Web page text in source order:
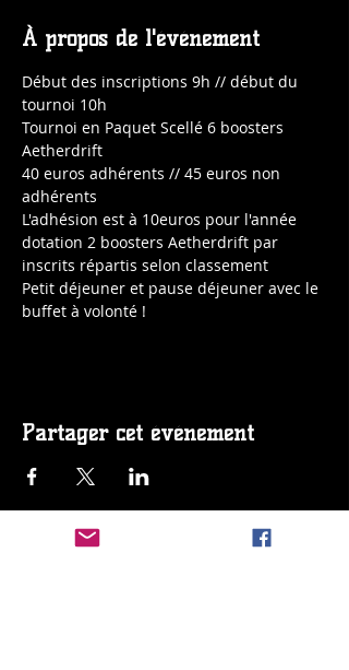
À propos de l'événement
Début des inscriptions 9h // début du
tournoi 10h
Tournoi en Paquet Scellé 6 boosters
Aetherdrift
40 euros adhérents // 45 euros non
adhérents
L'adhésion est à 10euros pour l'année
dotation 2 boosters Aetherdrift par
inscrits répartis selon classement
Petit déjeuner et pause déjeuner avec le
buffet à volonté !
Partager cet événement